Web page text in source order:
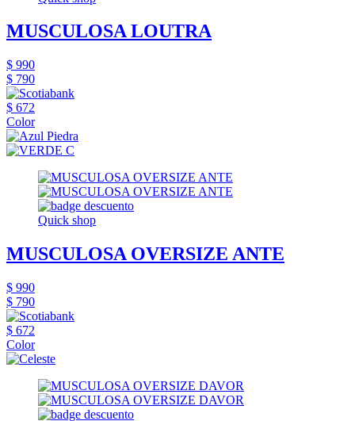
MUSCULOSA LOUTRA
$ 990
$ 790
$ 672
Color
Quick shop
MUSCULOSA OVERSIZE ANTE
$ 990
$ 790
$ 672
Color